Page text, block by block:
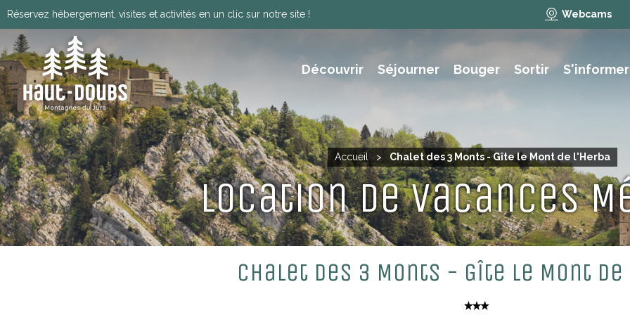
Réservez hébergement, visites et activités en un clic sur notre site ! Webcams
Découvrir Séjourner Bouger Sortir S'informer
Accueil > Chalet des 3 Monts - Gîte le Mont de l'Herba
Location de vacances
Chalet des 3 Monts - Gîte le Mont